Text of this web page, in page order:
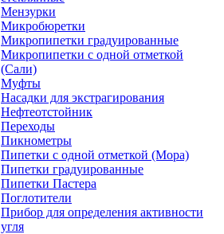
Мензурки
Микробюретки
Микропипетки градуированные
Микропипетки с одной отметкой
(Сали)
Муфты
Насадки для экстрагирования
Нефтеотстойник
Переходы
Пикнометры
Пипетки с одной отметкой (Мора)
Пипетки градуированные
Пипетки Пастера
Поглотители
Прибор для определения активности
угля